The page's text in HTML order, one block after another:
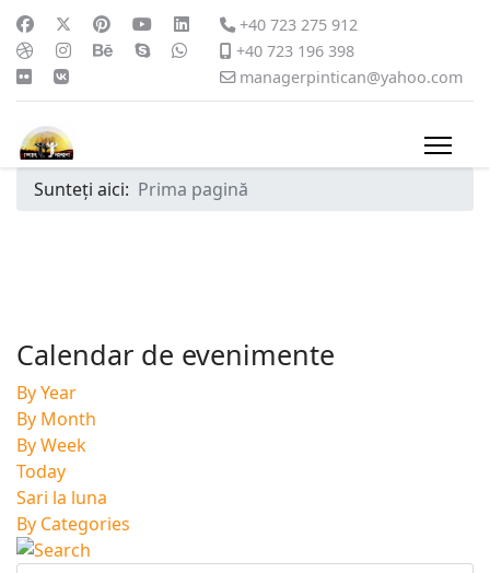
+40 723 275 912
+40 723 196 398
managerpintican@yahoo.com
Sunteți aici: Prima pagină
Calendar de evenimente
By Year
By Month
By Week
Today
Sari la luna
By Categories